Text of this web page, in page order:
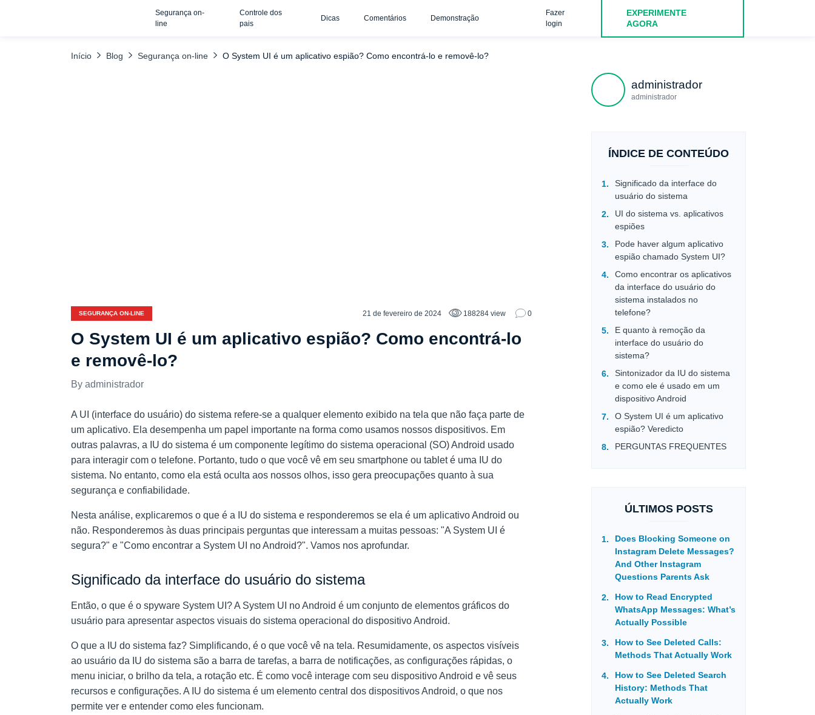
Segurança on-
line
Controle dos
pais
Dicas Comentários Demonstração
Fazer
login
EXPERIMENTE
AGORA
Início Blog Segurança on-line O System UI é um aplicativo espião? Como encontrá-lo e removê-lo?
SEGURANÇA ON-LINE 21 de fevereiro de 2024 188284 view 0
O System UI é um aplicativo espião? Como encontrá-lo
e removê-lo?
administrador
A UI (interface do usuário) do sistema refere-se a qualquer elemento exibido na tela que não faça parte de
um aplicativo. Ela desempenha um papel importante na forma como usamos nossos dispositivos. Em
outras palavras, a IU do sistema é um componente legítimo do sistema operacional (SO) Android usado
para interagir com o telefone. Portanto, tudo o que você vê em seu smartphone ou tablet é uma IU do
sistema. No entanto, como ela está oculta aos nossos olhos, isso gera preocupações quanto à sua
segurança e confiabilidade.
Nesta análise, explicaremos o que é a IU do sistema e responderemos se ela é um aplicativo Android ou
não. Responderemos às duas principais perguntas que interessam a muitas pessoas: "A System UI é
segura?" e "Como encontrar a System UI no Android?". Vamos nos aprofundar.
Significado da interface do usuário do sistema
Então, o que é o spyware System UI? A System UI no Android é um conjunto de elementos gráficos do
usuário para apresentar aspectos visuais do sistema operacional do dispositivo Android.
O que a IU do sistema faz? Simplificando, é o que você vê na tela. Resumidamente, os aspectos visíveis
ao usuário da IU do sistema são a barra de tarefas, a barra de notificações, as configurações rápidas, o
menu iniciar, o brilho da tela, a rotação etc. É como você interage com seu dispositivo Android e vê seus
recursos e configurações. A IU do sistema é um elemento central dos dispositivos Android, o que nos
permite ver e entender como eles funcionam.
administrador
administrador
ÍNDICE DE CONTEÚDO
Significado da interface do
usuário do sistema
UI do sistema vs. aplicativos
espiões
Pode haver algum aplicativo
espião chamado System UI?
Como encontrar os aplicativos
da interface do usuário do
sistema instalados no
telefone?
E quanto à remoção da
interface do usuário do
sistema?
Sintonizador da IU do sistema
e como ele é usado em um
dispositivo Android
O System UI é um aplicativo
espião? Veredicto
PERGUNTAS FREQUENTES
ÚLTIMOS POSTS
Does Blocking Someone on
Instagram Delete Messages?
And Other Instagram
Questions Parents Ask
How to Read Encrypted
WhatsApp Messages: What’s
Actually Possible
How to See Deleted Calls:
Methods That Actually Work
How to See Deleted Search
History: Methods That
Actually Work
TABELA DE CONTEÚDO
Sintonizador da IU do sistema e como ele é usado em um dispositivo Android O System UI é um aplicativo espião? Veredicto PERGUNTAS FREQUENTES